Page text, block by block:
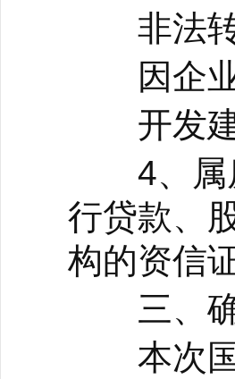
非法转
因企业
开发建
4、属房
行贷款、
构的资信
三、确
本次国